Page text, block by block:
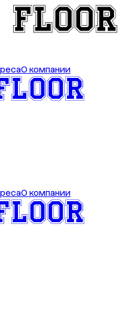
О компании
О компании